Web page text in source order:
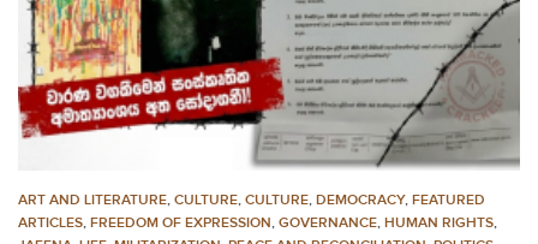
ART AND LITERATURE, CULTURE, CULTURE, DEMOCRACY, FEATURED
ARTICLES, FREEDOM OF EXPRESSION, GOVERNANCE, HUMAN RIGHTS,